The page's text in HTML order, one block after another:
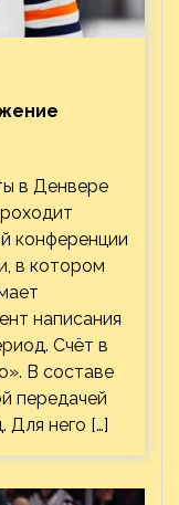
в Денвере
конференции
в котором
написания
Счёт в
В составе
передачей
него […]